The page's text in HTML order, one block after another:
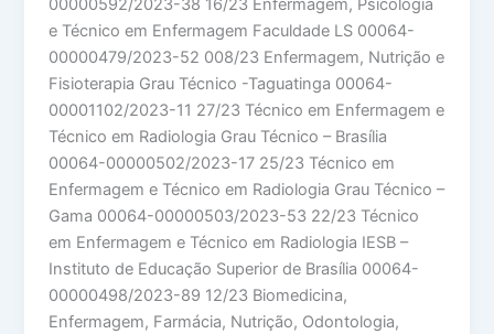
00000592/2023-38 16/23 Enfermagem, Psicologia
e Técnico em Enfermagem Faculdade LS 00064-
00000479/2023-52 008/23 Enfermagem, Nutrição e
Fisioterapia Grau Técnico -Taguatinga 00064-
00001102/2023-11 27/23 Técnico em Enfermagem e
Técnico em Radiologia Grau Técnico – Brasília
00064-00000502/2023-17 25/23 Técnico em
Enfermagem e Técnico em Radiologia Grau Técnico –
Gama 00064-00000503/2023-53 22/23 Técnico
em Enfermagem e Técnico em Radiologia IESB –
Instituto de Educação Superior de Brasília 00064-
00000498/2023-89 12/23 Biomedicina,
Enfermagem, Farmácia, Nutrição, Odontologia,